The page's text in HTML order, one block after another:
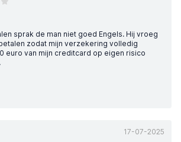
sprak de man niet goed Engels. Hij vroeg
zodat mijn verzekering volledig
euro van mijn creditcard op eigen risico
17-07-2025